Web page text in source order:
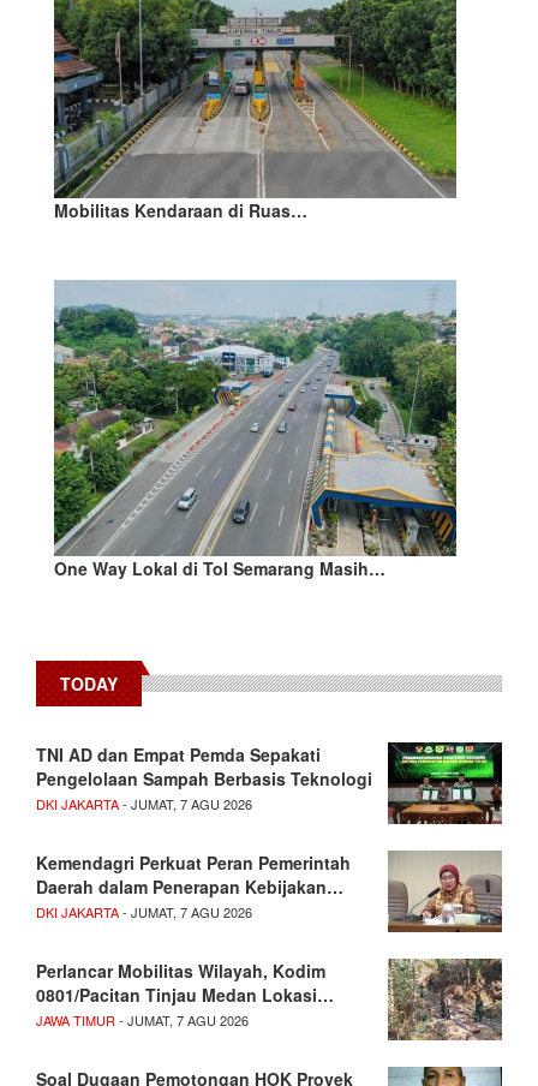
Mobilitas Kendaraan di Ruas…
One Way Lokal di Tol Semarang Masih…
TODAY
TNI AD dan Empat Pemda Sepakati
Pengelolaan Sampah Berbasis Teknologi
DKI JAKARTA- JUMAT, 7 AGU 2026
Kemendagri Perkuat Peran Pemerintah
Daerah dalam Penerapan Kebijakan…
DKI JAKARTA- JUMAT, 7 AGU 2026
Perlancar Mobilitas Wilayah, Kodim
0801/Pacitan Tinjau Medan Lokasi…
JAWA TIMUR- JUMAT, 7 AGU 2026
​Soal Dugaan Pemotongan HOK Proyek